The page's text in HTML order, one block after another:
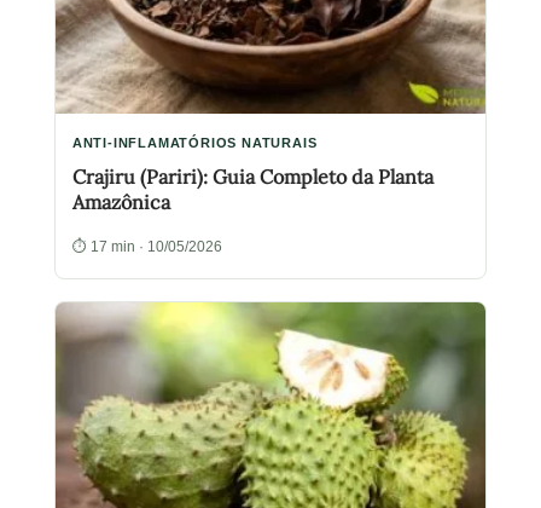
ANTI-INFLAMATÓRIOS NATURAIS
Crajiru (Pariri): Guia Completo da Planta
Amazônica
⏱ 17 min · 10/05/2026